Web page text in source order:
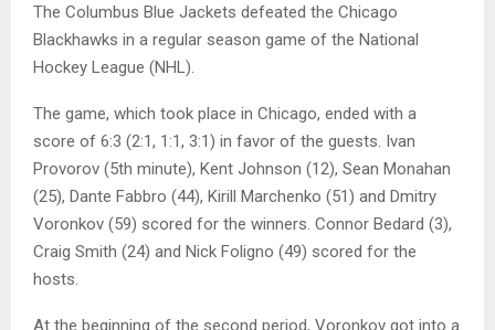
The Columbus Blue Jackets defeated the Chicago
Blackhawks in a regular season game of the National
Hockey League (NHL).
The game, which took place in Chicago, ended with a
score of 6:3 (2:1, 1:1, 3:1) in favor of the guests. Ivan
Provorov (5th minute), Kent Johnson (12), Sean Monahan
(25), Dante Fabbro (44), Kirill Marchenko (51) and Dmitry
Voronkov (59) scored for the winners. Connor Bedard (3),
Craig Smith (24) and Nick Foligno (49) scored for the
hosts.
At the beginning of the second period, Voronkov got into a